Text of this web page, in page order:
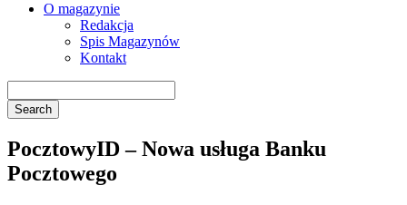
O magazynie
Redakcja
Spis Magazynów
Kontakt
PocztowyID – Nowa usługa Banku
Pocztowego